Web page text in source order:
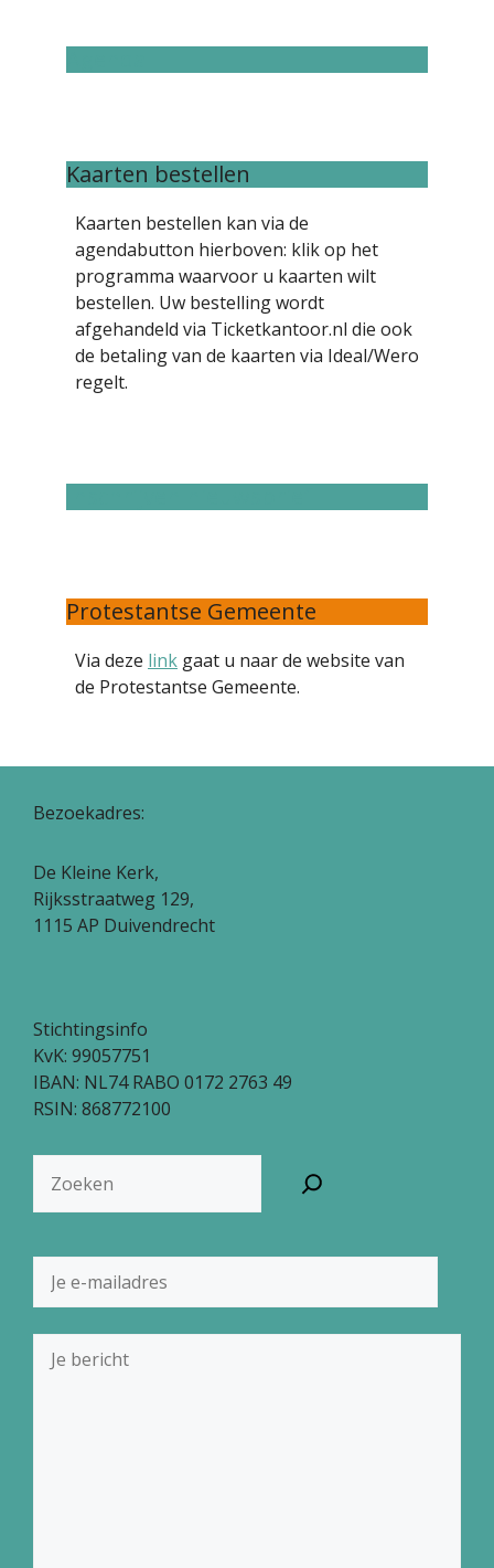
Kaarten bestellen
Kaarten bestellen kan via de
agendabutton hierboven: klik op het
programma waarvoor u kaarten wilt
bestellen. Uw bestelling wordt
afgehandeld via Ticketkantoor.nl die ook
de betaling van de kaarten via Ideal/Wero
regelt.
Protestantse Gemeente
Via deze link gaat u naar de website van
de Protestantse Gemeente.
Bezoekadres:
De Kleine Kerk,
Rijksstraatweg 129,
1115 AP Duivendrecht
Stichtingsinfo
KvK: 99057751
IBAN: NL74 RABO 0172 2763 49
RSIN: 868772100